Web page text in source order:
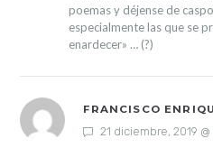
poemas y déjense de
especialmente las que se
enardecer» … (?)
FRANCISCO
21 diciembre, 2019 @